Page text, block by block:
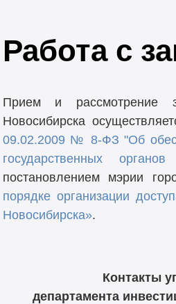
Работа с
Прием и рассмотрение
Новосибирска
09.02.2009 № 8-ФЗ "Об
государственных
постановлением мэрии
порядке организации
Новосибирска».
Контакты
департамента